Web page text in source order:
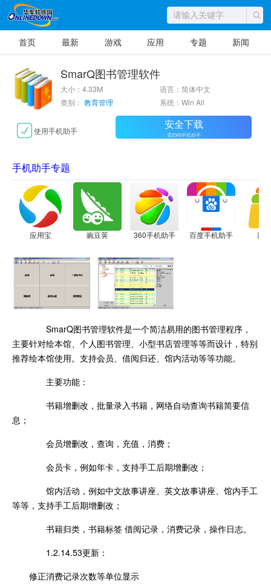
首页 最新 游戏 应用 专题 新闻
SmarQ图书管理软件
大小：4.33M
语言：简体中文
类别： 教育管理 系统：Win All
使用手机助手 安全下载
需2345手机助手
手机助手专题
应用宝 豌豆荚 360手机助手 百度手机助手 应
SmarQ图书管理软件是一个简洁易用的图书管理程序，
主要针对绘本馆、个人图书管理、小型书店管理等等而设计，特别
推荐绘本馆使用。支持会员、借阅归还、馆内活动等等功能。
主要功能：
书籍增删改，批量录入书籍，网络自动查询书籍简要信
息；
会员增删改，查询，充值，消费；
会员卡，例如年卡，支持手工后期增删改；
馆内活动，例如中文故事讲座、英文故事讲座、馆内手工
等等，支持手工后期增删改；
书籍归类，书籍标签 借阅记录，消费记录，操作日志。
1.2.14.53更新：
修正消费记录次数等单位显示